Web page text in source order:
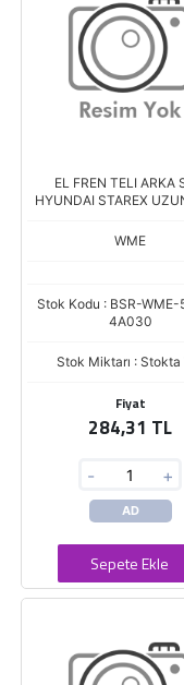
EL FREN TELI ARKA
HYUNDAI STAREX
WME
Stok Kodu : BSR-WME-
4A030
Stok Miktarı : Stokta
Fiyat
284,31 TL
- +
AD
Sepete Ekle